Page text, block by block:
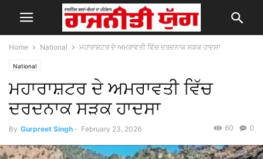
Home National ਮਹਾਰਾਸ਼ਟਰ ਦੇ ਅਮਰਾਵਤੀ ਵਿੱਚ ਦਰਦਨਾਕ ਸੜਕ ਹਾਦਸਾ
National
ਮਹਾਰਾਸ਼ਟਰ ਦੇ ਅਮਰਾਵਤੀ ਵਿੱਚ
ਦਰਦਨਾਕ ਸੜਕ ਹਾਦਸਾ
By Gurpreet Singh - February 23, 2026 0
60